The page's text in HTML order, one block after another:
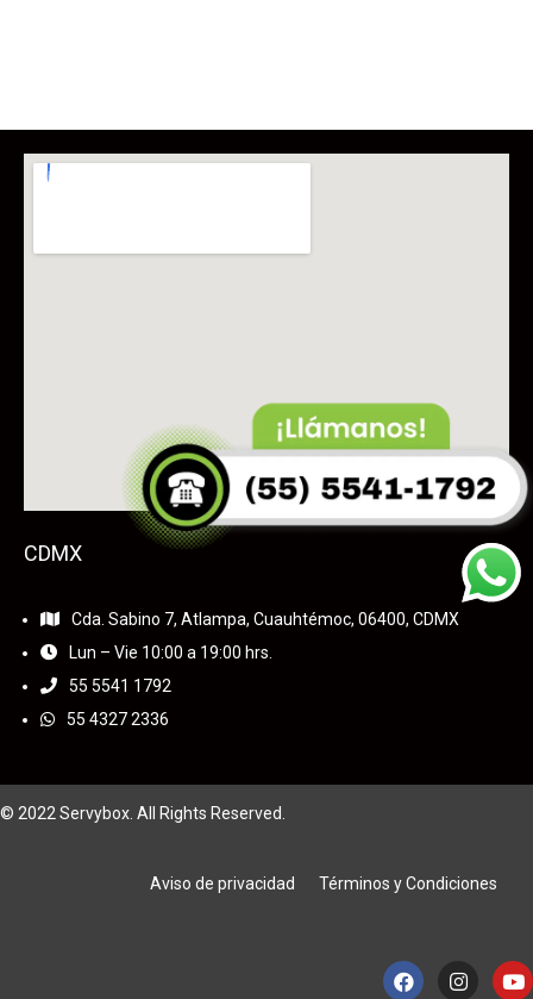
CDMX
Cda. Sabino 7, Atlampa, Cuauhtémoc, 06400, CDMX
Lun – Vie 10:00 a 19:00 hrs.
55 5541 1792
55 4327 2336
© 2022 Servybox. All Rights Reserved.
Aviso de privacidad Términos y Condiciones